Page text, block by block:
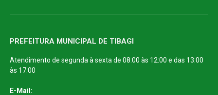
PREFEITURA MUNICIPAL DE TIBAGI
Atendimento de segunda à sexta de 08:00 às 12:00 e das 13:00
às 17:00
E-Mail: